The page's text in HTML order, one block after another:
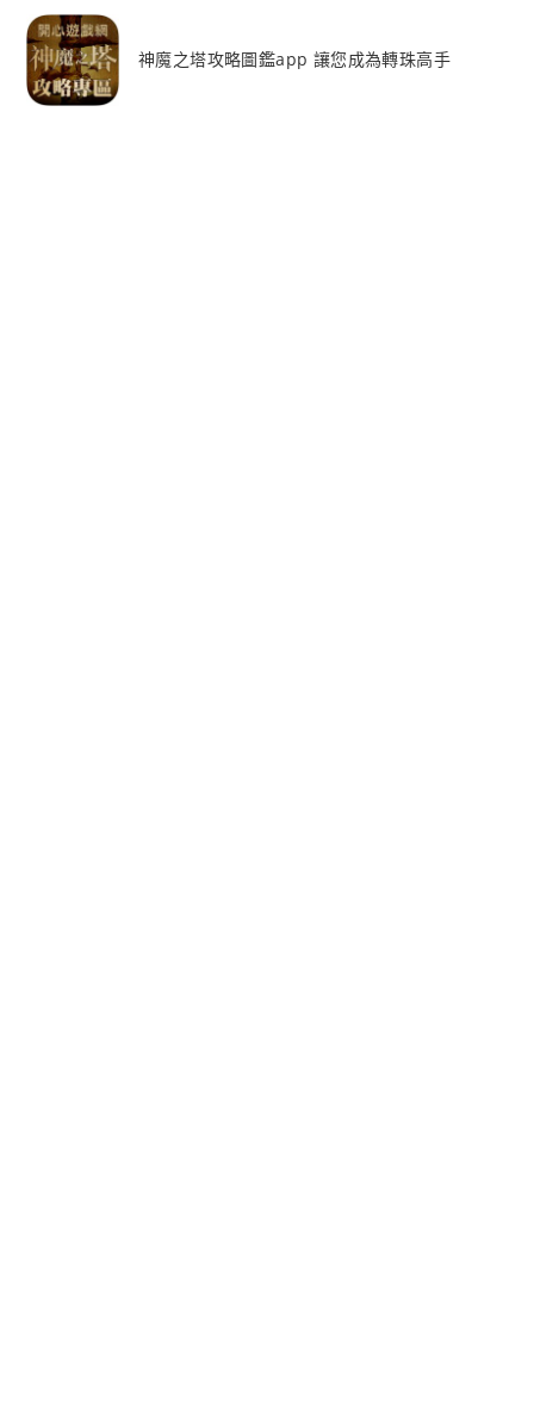
神魔之塔攻略圖鑑app 讓您成為轉珠高手